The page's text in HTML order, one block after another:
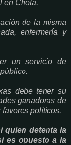
en Chota.
de la misma
enfermería y
un servicio de
debe tener su
ganadoras de
favores políticos.
quien detenta la
es opuesto a la